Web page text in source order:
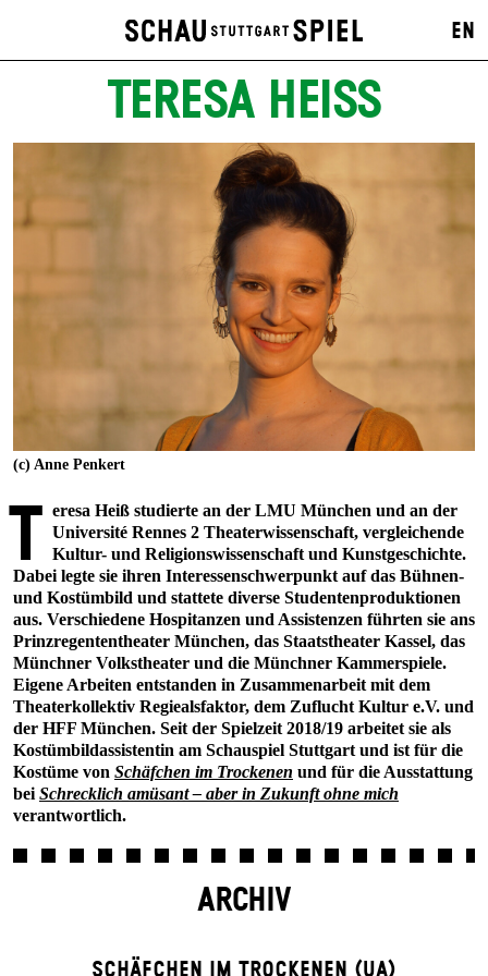
EN
TERESA HEISS
(c) Anne Penkert
T eresa Heiß studierte an der LMU München und an der
Université Rennes 2 Theaterwissenschaft, vergleichende
Kultur- und Religionswissenschaft und Kunstgeschichte.
Dabei legte sie ihren Interessenschwerpunkt auf das Bühnen-
und Kostümbild und stattete diverse Studentenproduktionen
aus. Verschiedene Hospitanzen und Assistenzen führten sie ans
Prinzregententheater München, das Staatstheater Kassel, das
Münchner Volkstheater und die Münchner Kammerspiele.
Eigene Arbeiten entstanden in Zusammenarbeit mit dem
Theaterkollektiv Regiealsfaktor, dem Zuflucht Kultur e.V. und
der HFF München. Seit der Spielzeit 2018/19 arbeitet sie als
Kostümbildassistentin am Schauspiel Stuttgart und ist für die
Kostüme von Schäfchen im Trockenen und für die Ausstattung
bei Schrecklich amüsant – aber in Zukunft ohne mich
verantwortlich.
ARCHIV
SCHÄFCHEN IM TROCKENEN (UA)